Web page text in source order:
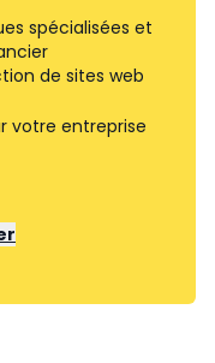
spécialisées et
de sites web
votre entreprise